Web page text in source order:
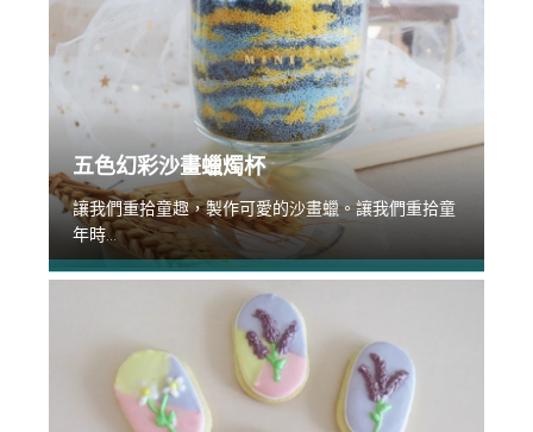
五色幻彩沙畫蠟燭杯
讓我們重拾童趣，製作可愛的沙畫蠟。讓我們重拾童
年時...